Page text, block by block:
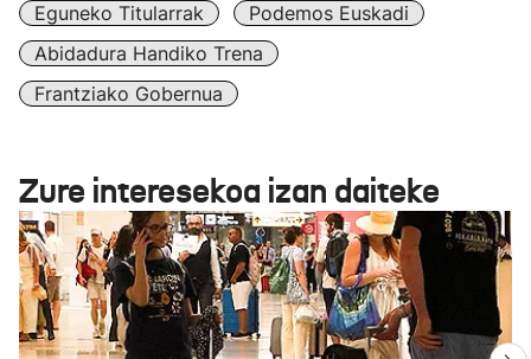
Eguneko Titularrak
Podemos Euskadi
Abidadura Handiko Trena
Frantziako Gobernua
Zure interesekoa izan daiteke